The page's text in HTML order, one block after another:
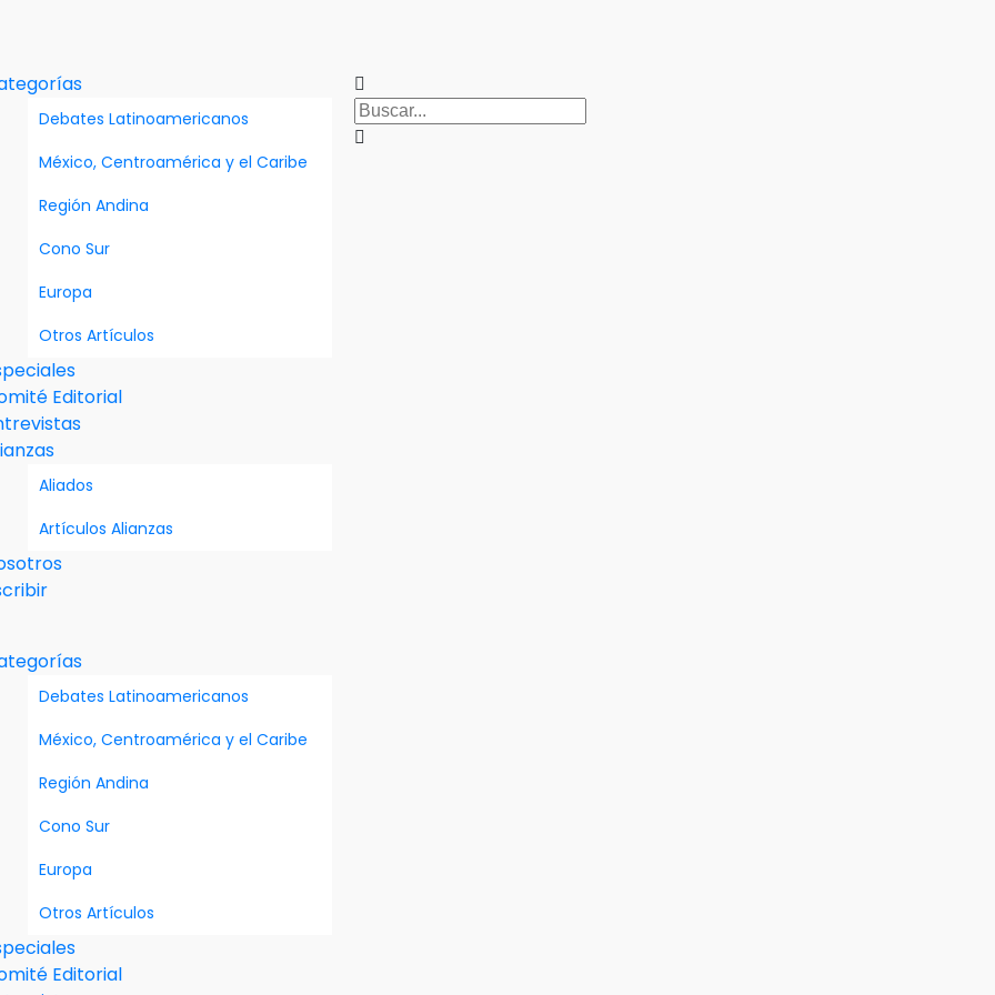
Debates Latinoamericanos
México, Centroamérica y el Caribe
Región Andina
Cono Sur
Europa
Otros Artículos
Editorial
Aliados
Artículos Alianzas
Debates Latinoamericanos
México, Centroamérica y el Caribe
Región Andina
Cono Sur
Europa
Otros Artículos
Editorial